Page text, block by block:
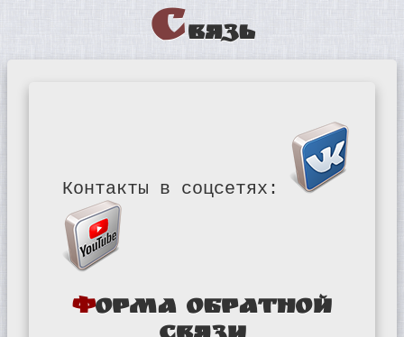
Связь
Контакты в соцсетях:
Форма обратной